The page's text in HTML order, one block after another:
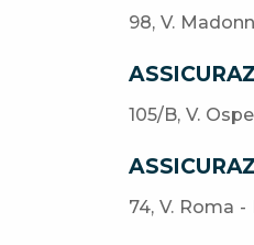
98, V.
105/B, V.
74, V. Roma